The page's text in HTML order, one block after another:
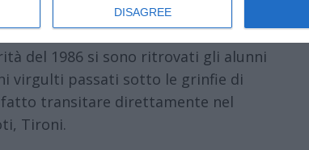
DISAGREE
del 1986 si sono ritrovati gli alunni
virgulti passati sotto le grinfie di
fatto transitare direttamente nel
Tironi.